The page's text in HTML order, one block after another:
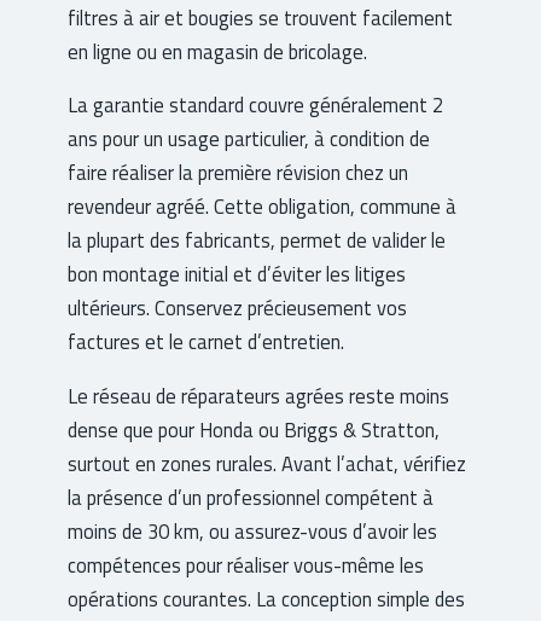
filtres à air et bougies se trouvent facilement
en ligne ou en magasin de bricolage.
La garantie standard couvre généralement 2
ans pour un usage particulier, à condition de
faire réaliser la première révision chez un
revendeur agréé. Cette obligation, commune à
la plupart des fabricants, permet de valider le
bon montage initial et d’éviter les litiges
ultérieurs. Conservez précieusement vos
factures et le carnet d’entretien.
Le réseau de réparateurs agrées reste moins
dense que pour Honda ou Briggs & Stratton,
surtout en zones rurales. Avant l’achat, vérifiez
la présence d’un professionnel compétent à
moins de 30 km, ou assurez-vous d’avoir les
compétences pour réaliser vous-même les
opérations courantes. La conception simple des